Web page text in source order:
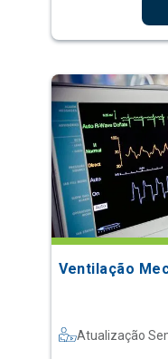
Ventilação
Atualização